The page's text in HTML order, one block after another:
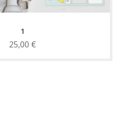
1
25,00 €